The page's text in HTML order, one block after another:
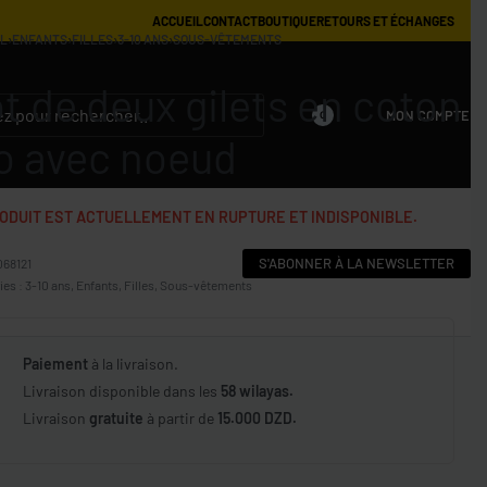
ACCUEILCONTACTBOUTIQUERETOURS ET ÉCHANGES
0 MON COMPTE
S'ABONNER À LA NEWSLETTER
›ENFANTS›FILLES›3-10 ANS›SOUS-VÊTEMENTS
de deux gilets en coton
EST ACTUELLEMENT EN RUPTURE ET INDISPONIBLE.
: 3-10 ans Enfants Filles Sous-vêtements
Paiement à la livraison.
Livraison disponible dans les 58 wilayas.
Livraison gratuite à partir de 15.000 DZD.